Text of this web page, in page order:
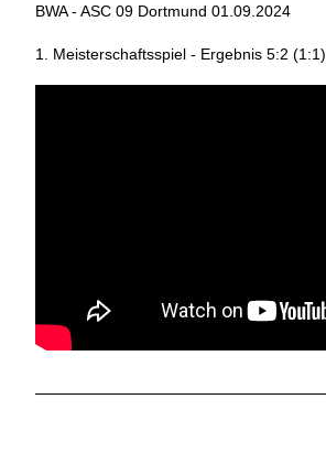
BWA - ASC 09 Dortmund 01.09.2024
1. Meisterschaftsspiel - Ergebnis 5:2 (1:1)